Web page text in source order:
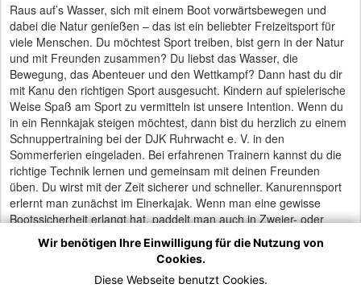
Raus auf’s Wasser, sich mit einem Boot vorwärtsbewegen und
dabei die Natur genießen – das ist ein beliebter Freizeitsport für
viele Menschen. Du möchtest Sport treiben, bist gern in der Natur
und mit Freunden zusammen? Du liebst das Wasser, die
Bewegung, das Abenteuer und den Wettkampf? Dann hast du dir
mit Kanu den richtigen Sport ausgesucht. Kindern auf spielerische
Weise Spaß am Sport zu vermitteln ist unsere Intention. Wenn du
in ein Rennkajak steigen möchtest, dann bist du herzlich zu einem
Schnuppertraining bei der DJK Ruhrwacht e. V. in den
Sommerferien eingeladen. Bei erfahrenen Trainern kannst du die
richtige Technik lernen und gemeinsam mit deinen Freunden
üben. Du wirst mit der Zeit sicherer und schneller. Kanurennsport
erlernt man zunächst im Einerkajak. Wenn man eine gewisse
Bootssicherheit erlangt hat, paddelt man auch in Zweier- oder
Vierermannschaftsbooten. Kanurennsport fördert und trainiert
Ausdauer, Motorik, Koordination und Kraft und ist sowohl eine
Einzel- als auch eine Mannschaftssportart. Wer Lust hat es einmal
auszuprobieren, ist herzlich eingeladen.
Wir benötigen Ihre Einwilligung für die Nutzung von
Cookies.
Diese Webseite benutzt Cookies.